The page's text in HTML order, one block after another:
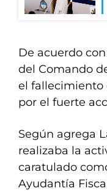
De acuerdo
del Comando
el fallecimiento
por el fuerte
Según agrega
realizaba la
caratulado
Ayudantía